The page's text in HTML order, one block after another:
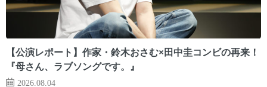
【公演レポート】作家・鈴木おさむ×田中圭コンビの再来！
『母さん、ラブソングです。』
2026.08.04